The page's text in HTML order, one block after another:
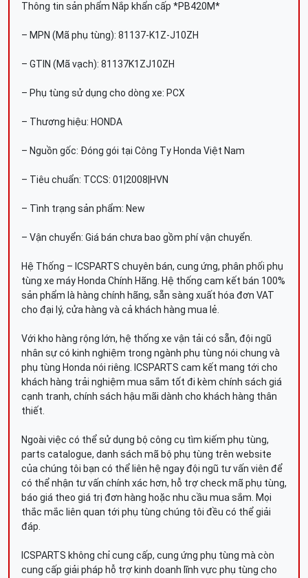
Thông tin sản phẩm Nắp khẩn cấp *PB420M*
– MPN (Mã phụ tùng): 81137-K1Z-J10ZH
– GTIN (Mã vạch): 81137K1ZJ10ZH
– Phụ tùng sử dụng cho dòng xe: PCX
– Thương hiệu: HONDA
– Nguồn gốc: Đóng gói tại Công Ty Honda Việt Nam
– Tiêu chuẩn: TCCS: 01|2008|HVN
– Tình trạng sản phẩm: New
– Vận chuyển: Giá bán chưa bao gồm phí vận chuyển.
Hệ Thống – ICSPARTS chuyên bán, cung ứng, phân phối phụ
tùng xe máy Honda Chính Hãng. Hệ thống cam kết bán 100%
sản phẩm là hàng chính hãng, sẵn sàng xuất hóa đơn VAT
cho đại lý, cửa hàng và cả khách hàng mua lẻ.
Với kho hàng rộng lớn, hệ thống xe vận tải có sẵn, đội ngũ
nhân sự có kinh nghiệm trong ngành phụ tùng nói chung và
phụ tùng Honda nói riêng. ICSPARTS cam kết mang tới cho
khách hàng trải nghiệm mua sắm tốt đi kèm chính sách giá
cạnh tranh, chính sách hậu mãi dành cho khách hàng thân
thiết.
Ngoài việc có thể sử dụng bộ công cụ tìm kiếm phụ tùng,
parts catalogue, danh sách mã bộ phụ tùng trên website
của chúng tôi bạn có thể liên hệ ngay đội ngũ tư vấn viên để
có thể nhận tư vấn chính xác hơn, hỗ trợ check mã phụ tùng,
báo giá theo giá trị đơn hàng hoặc nhu cầu mua sắm. Mọi
thắc mắc liên quan tới phụ tùng chúng tôi đều có thể giải
đáp.
ICSPARTS không chỉ cung cấp, cung ứng phụ tùng mà còn
cung cấp giải pháp hỗ trợ kinh doanh lĩnh vực phụ tùng cho